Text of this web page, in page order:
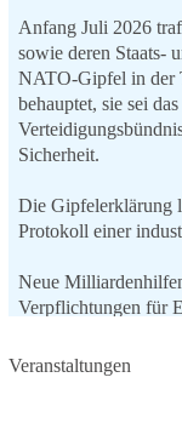
Anfang Juli 2026
sowie deren Staats-
NATO-Gipfel in der
behauptet, sie sei
Sicherheit.
Die Gipfelerklärung
Protokoll einer
Neue
Verpflichtungen für
Veranstaltungen